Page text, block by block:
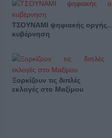
ΤΣΟΥΝΑΜΙ ψηφιακής
κυβέρνηση
Ξορκίζουν τις διπλές
εκλογές στο Μαξίμου